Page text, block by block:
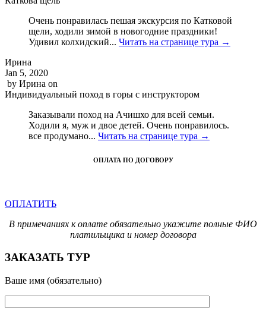
Очень понравилась пешая экскурсия по Катковой
щели, ходили зимой в новогодние праздники!
Удивил колхидский... Читать на странице тура →
Ирина
Jan 5, 2020
by Ирина on
Индивидуальный поход в горы с инструктором
Заказывали поход на Ачишхо для всей семьи.
Ходили я, муж и двое детей. Очень понравилось.
все продумано... Читать на странице тура →
ОПЛАТА ПО ДОГОВОРУ
ОПЛАТИТЬ
В примечаниях к оплате обязательно укажите полные ФИО
платильщика и номер договора
ЗАКАЗАТЬ ТУР
Ваше имя (обязательно)